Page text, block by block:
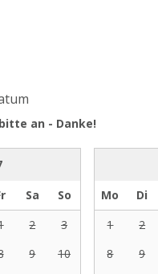
an - Danke!
Sa
So
2
3
9
10
Mo
Di
1
2
8
9